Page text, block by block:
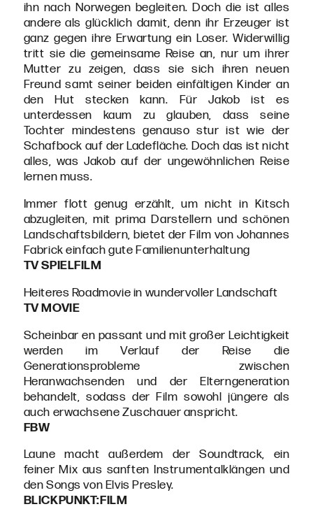
ihn nach Norwegen begleiten. Doch die ist alles
andere als glücklich damit, denn ihr Erzeuger ist
ganz gegen ihre Erwartung ein Loser. Widerwillig
tritt sie die gemeinsame Reise an, nur um ihrer
Mutter zu zeigen, dass sie sich ihren neuen
Freund samt seiner beiden einfältigen Kinder an
den Hut stecken kann. Für Jakob ist es
unterdessen kaum zu glauben, dass seine
Tochter mindestens genauso stur ist wie der
Schafbock auf der Ladefläche. Doch das ist nicht
alles, was Jakob auf der ungewöhnlichen Reise
lernen muss.
Immer flott genug erzählt, um nicht in Kitsch
abzugleiten, mit prima Darstellern und schönen
Landschaftsbildern, bietet der Film von Johannes
Fabrick einfach gute Familienunterhaltung
TV SPIELFILM
Heiteres Roadmovie in wundervoller Landschaft
TV MOVIE
Scheinbar en passant und mit großer Leichtigkeit
werden im Verlauf der Reise die
Generationsprobleme zwischen
Heranwachsenden und der Elterngeneration
behandelt, sodass der Film sowohl jüngere als
auch erwachsene Zuschauer anspricht.
FBW
Laune macht außerdem der Soundtrack, ein
feiner Mix aus sanften Instrumentalklängen und
den Songs von Elvis Presley.
BLICKPUNKT:FILM